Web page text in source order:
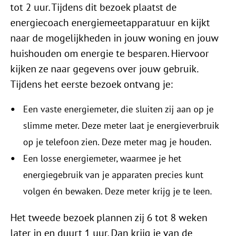
tot 2 uur. Tijdens dit bezoek plaatst de
energiecoach energiemeetapparatuur en kijkt
naar de mogelijkheden in jouw woning en jouw
huishouden om energie te besparen. Hiervoor
kijken ze naar gegevens over jouw gebruik.
Tijdens het eerste bezoek ontvang je:
Een vaste energiemeter, die sluiten zij aan op je
slimme meter. Deze meter laat je energieverbruik
op je telefoon zien. Deze meter mag je houden.
Een losse energiemeter, waarmee je het
energiegebruik van je apparaten precies kunt
volgen én bewaken. Deze meter krijg je te leen.
Het tweede bezoek plannen zij 6 tot 8 weken
later in en duurt 1 uur. Dan krijg je van de